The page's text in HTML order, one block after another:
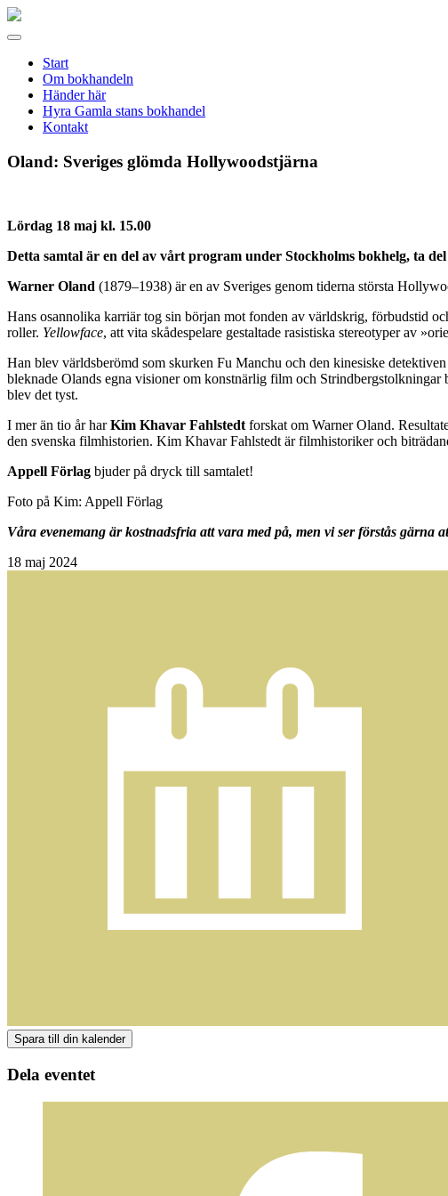
Gamla
Meny
Start
Om bokhandeln
Händer här
Hyra Gamla stans bokhandel
Kontakt
Oland: Sveriges glömda Hollywoodstjärna
Lördag 18 maj kl. 15.00
Detta samtal är en del av vårt program under Stockholms bokhelg, ta
Warner Oland (1879–1938) är en av Sveriges genom tiderna största
Hans osannolika karriär tog sin början mot fonden av världskrig, förbudstid
roller. Yellowface, att vita skådespelare gestaltade rasistiska stereotyper av
Han blev världsberömd som skurken Fu Manchu och den kinesiske
bleknade Olands egna visioner om konstnärlig film och
blev det tyst.
I mer än tio år harKim Khavar Fahlstedtforskat om Warner Oland.
den svenska filmhistorien. Kim Khavar Fahlstedt är filmhistoriker och
Appell Förlag bjuder på dryck till samtalet!
Foto på Kim: Appell Förlag
Våra evenemang är kostnadsfria att vara med på, men vi ser förstås gärna
18 maj 2024
Dela eventet